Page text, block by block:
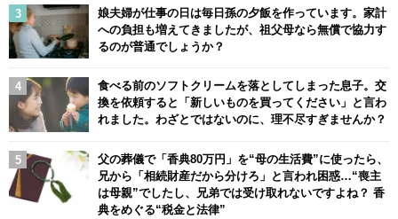
娘夫婦が仕事の日は毎日孫の夕飯を作っています。家計
への負担も増えてきましたが、祖父母なら無償で協力す
るのが普通でしょうか？
食べる前のソフトクリームを落としてしまった息子。交
換を依頼すると「新しいものを買ってください」と言わ
れました。わざとではないのに、理不尽すぎませんか？
父の葬儀で「香典80万円」を“母の生活費”に使ったら、
兄から「相続財産だから分けろ」と言われ困惑…“喪主
は母親”でしたし、兄弟では受け取れないですよね？ 香
典をめぐる“税金と法律”